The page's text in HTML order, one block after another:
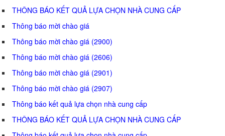
THÔNG BÁO KẾT QUẢ LỰA CHỌN NHÀ CUNG CẤP
Thông báo mời chào giá
Thông báo mời chào giá (2900)
Thông báo mời chào giá (2606)
Thông báo mời chào giá (2901)
Thông báo mời chào giá (2907)
Thông báo kết quả lựa chọn nhà cung cấp
THÔNG BÁO KẾT QUẢ LỰA CHỌN NHÀ CUNG CẤP